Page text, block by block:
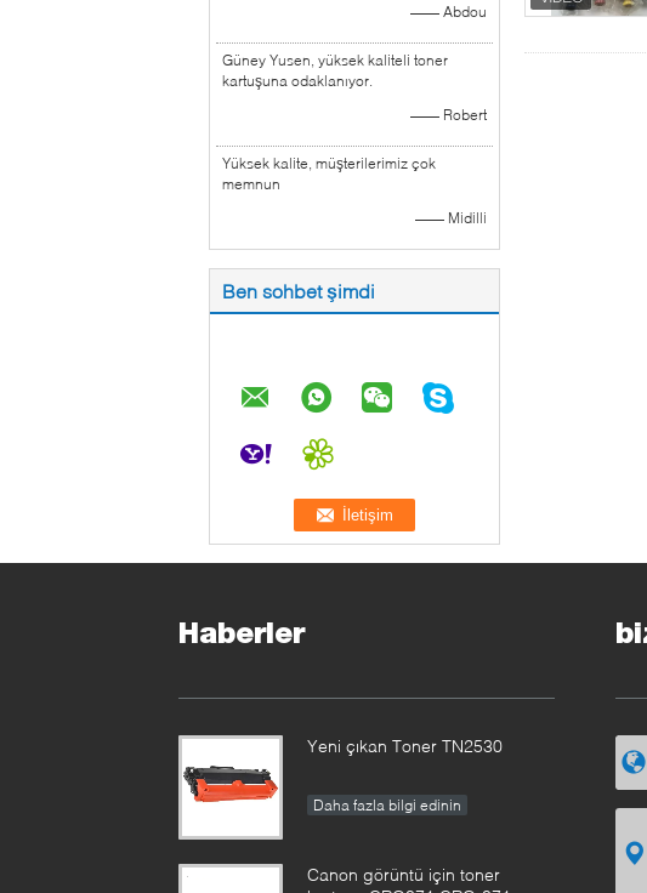
—— Abdou
Güney Yusen, yüksek kaliteli toner
kartuşuna odaklanıyor.
—— Robert
Yüksek kalite, müşterilerimiz çok
memnun
—— Midilli
Ben sohbet şimdi
Haberler
Yeni çıkan Toner TN2530
Daha fazla bilgi edinin
Canon görüntü için toner